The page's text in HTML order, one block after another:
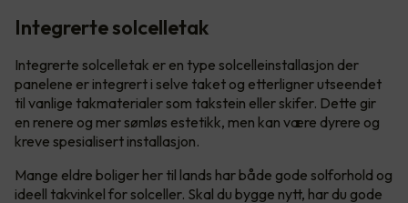
Integrerte solcelletak
Integrerte solcelletak er en type solcelleinstallasjon der
panelene er integrert i selve taket og etterligner utseendet
til vanlige takmaterialer som takstein eller skifer. Dette gir
en renere og mer sømløs estetikk, men kan være dyrere og
kreve spesialisert installasjon.
Mange eldre boliger her til lands har både gode solforhold og
ideell takvinkel for solceller. Skal du bygge nytt, har du gode